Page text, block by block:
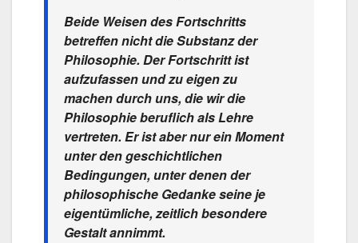
Beide Weisen des Fortschritts
betreffen nicht die Substanz der
Philosophie. Der Fortschritt ist
aufzufassen und zu eigen zu
machen durch uns, die wir die
Philosophie beruflich als Lehre
vertreten. Er ist aber nur ein Moment
unter den geschichtlichen
Bedingungen, unter denen der
philosophische Gedanke seine je
eigentümliche, zeitlich besondere
Gestalt annimmt.